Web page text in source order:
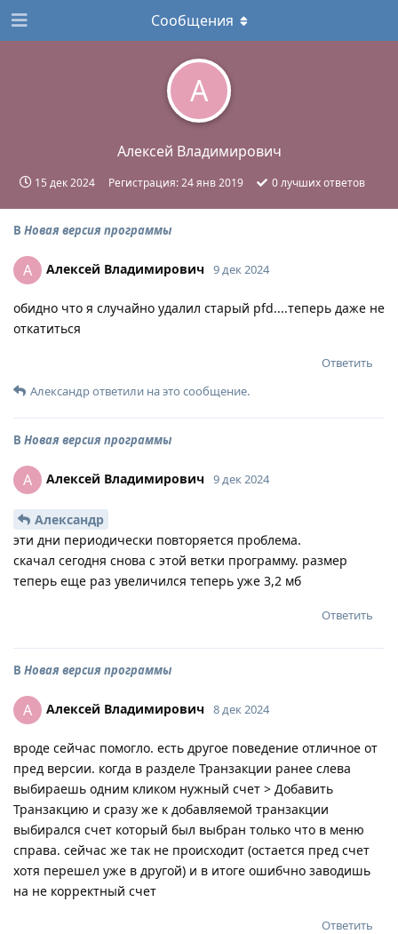
А
Алексей Владимирович
15 дек 2024 Регистрация:24 янв 2019 0лучших ответов
Сообщения
В Новая версия программы
А Алексей Владимирович 9 дек 2024
обидно что я случайно удалил старый pfd....теперь даже не
откатиться
Ответить
Александрответили на это сообщение.
В Новая версия программы
А Алексей Владимирович 9 дек 2024
Александр
эти дни периодически повторяется проблема.
скачал сегодня снова с этой ветки программу. размер
теперь еще раз увеличился теперь уже 3,2 мб
Ответить
В Новая версия программы
А Алексей Владимирович 8 дек 2024
вроде сейчас помогло. есть другое поведение отличное от
пред версии. когда в разделе Транзакции ранее слева
выбираешь одним кликом нужный счет > Добавить
Транзакцию и сразу же к добавляемой транзакции
выбирался счет который был выбран только что в меню
справа. сейчас же так не происходит (остается пред счет
хотя перешел уже в другой) и в итоге ошибчно заводишь
на не корректный счет
Ответить